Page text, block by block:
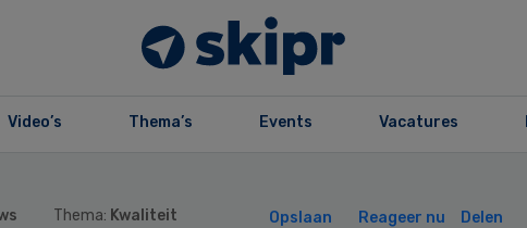
Video’s Thema’s Events Vacatures
Thema: Kwaliteit Opslaan Reageer nu Delen